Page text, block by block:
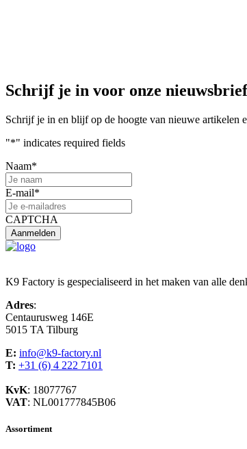
Schrijf je in voor onze nieuwsbrief
Schrijf je in en blijf op de hoogte van nieuwe artikelen
"*" indicates required fields
Naam*
E-mail*
CAPTCHA
K9 Factory is gespecialiseerd in het maken van alle
Adres:
Centaurusweg 146E
5015 TA Tilburg
E: info@k9-factory.nl
T: +31 (6) 4 222 7101
KvK: 18077767
VAT: NL001777845B06
Assortiment